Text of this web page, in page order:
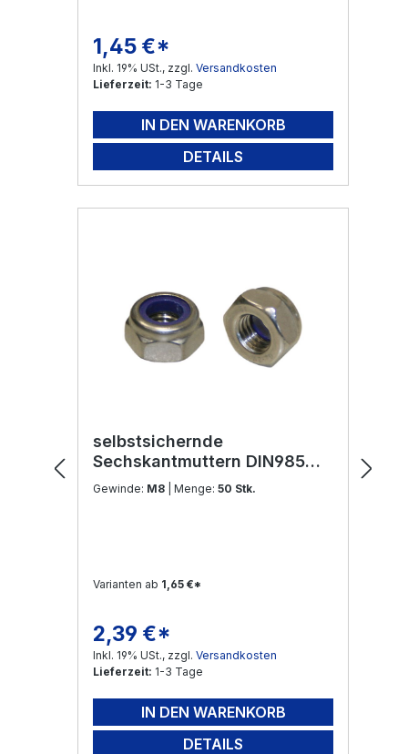
Regulärer Preis:
1,45 €*
Inkl. 19% USt., zzgl. Versandkosten
Lieferzeit: 1-3 Tage
IN DEN WARENKORB
DETAILS
selbstsichernde
Sechskantmuttern DIN985
M8 Edelstahl V2A
Gewinde: M8 | Menge: 50 Stk.
Varianten ab 1,65 €*
Regulärer Preis:
2,39 €*
Inkl. 19% USt., zzgl. Versandkosten
Lieferzeit: 1-3 Tage
IN DEN WARENKORB
DETAILS